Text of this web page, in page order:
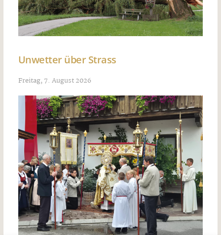
Unwetter über Strass
Freitag, 7. August 2026